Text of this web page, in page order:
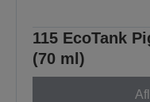
115 EcoTank
(70 ml)